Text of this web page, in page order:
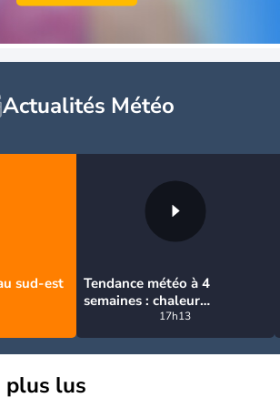
Actualités Météo
sud-est
Tendance météo à 4
semaines : chaleur
prédominante jusqu'en
septembre
17h13
lus